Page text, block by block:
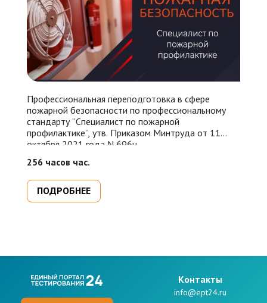
Профессиональная переподготовка в сфере
пожарной безопасности по профессиональному
стандарту “Специалист по пожарной
профилактике”, утв. Приказом Минтруда от 11
октября 2021 года N 696н.
256 часов час.
ПОДРОБНЕЕ
Kонтакты
info@ept24.ru